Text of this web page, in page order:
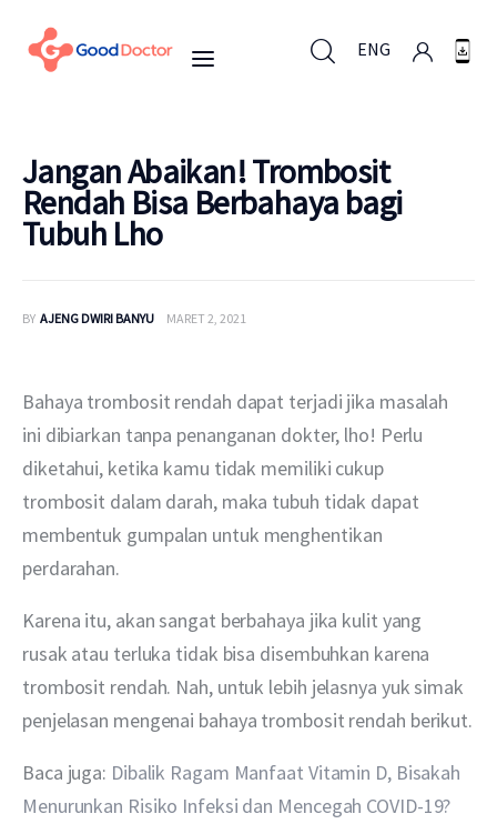
ENG
ENG
Untuk Bisnis
Layanan
Jangan Abaikan! Trombosit
Rendah Bisa Berbahaya bagi
Tubuh Lho
BY AJENG DWIRI BANYU MARET 2, 2021
Bahaya trombosit rendah dapat terjadi jika masalah
ini dibiarkan tanpa penanganan dokter, lho! Perlu
diketahui, ketika kamu tidak memiliki cukup
trombosit dalam darah, maka tubuh tidak dapat
membentuk gumpalan untuk menghentikan
perdarahan.
Karena itu, akan sangat berbahaya jika kulit yang
rusak atau terluka tidak bisa disembuhkan karena
trombosit rendah. Nah, untuk lebih jelasnya yuk simak
penjelasan mengenai bahaya trombosit rendah berikut.
Baca juga: Dibalik Ragam Manfaat Vitamin D, Bisakah
Menurunkan Risiko Infeksi dan Mencegah COVID-19?